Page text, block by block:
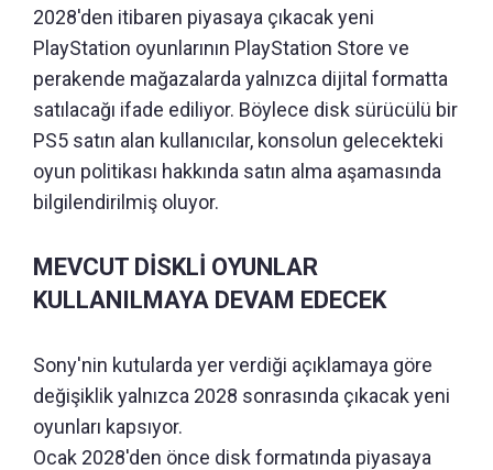
2028'den itibaren piyasaya çıkacak yeni
PlayStation oyunlarının PlayStation Store ve
perakende mağazalarda yalnızca dijital formatta
satılacağı ifade ediliyor. Böylece disk sürücülü bir
PS5 satın alan kullanıcılar, konsolun gelecekteki
oyun politikası hakkında satın alma aşamasında
bilgilendirilmiş oluyor.
MEVCUT DİSKLİ OYUNLAR
KULLANILMAYA DEVAM EDECEK
Sony'nin kutularda yer verdiği açıklamaya göre
değişiklik yalnızca 2028 sonrasında çıkacak yeni
oyunları kapsıyor.
Ocak 2028'den önce disk formatında piyasaya